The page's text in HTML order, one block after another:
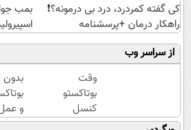
کی گفته کمردرد، درد بی درمونه؟❗
راهکار درمان +پرسشنامه
بمب
از سراسر وب
وقت
بوتاکستو
کنسل
کن!(ضد
بدون
و
با این